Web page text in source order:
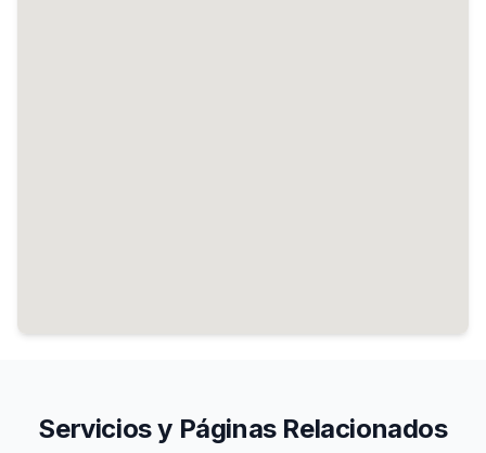
Servicios y Páginas Relacionados